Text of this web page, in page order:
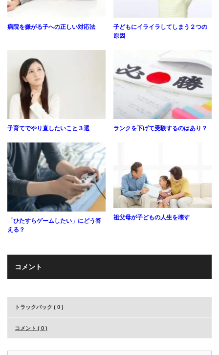
病院を嫌がる子への正しい対応法
子どもにイライラしてしまう２つの
原因
子育てでやり直したいこと３選 ランクを下げて受験するのはあり？
「ひたすらゲームしたい」にどう答
える？
祖父母が子どもの人生を壊す
コメント
トラックバック ( 0 )
コメント ( 0 )